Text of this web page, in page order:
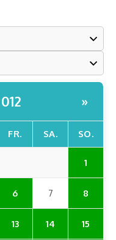
»
FR. SA. SO.
1
6 7 8
13 14 15